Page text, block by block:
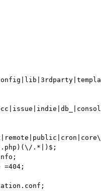
.*|)$;